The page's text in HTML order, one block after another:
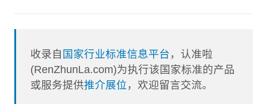
收录自 国家行业标准信息平台 ，认准啦
(RenZhunLa.com)为执行该国家标准的产品
或服务提供推介展位 ，欢迎留言交流。